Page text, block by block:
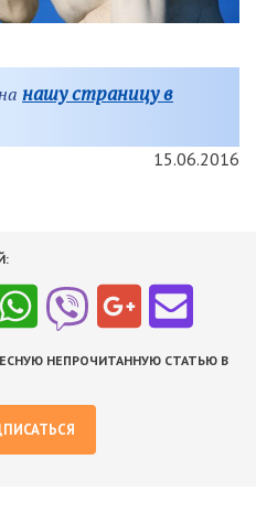
нашу страницу в
15.06.2016
НЕПРОЧИТАННУЮ СТАТЬЮ В